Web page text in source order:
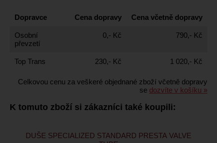
Dopravce Cena dopravy Cena včetně dopravy
Osobní
převzetí
0,- Kč 790,- Kč
Top Trans 230,- Kč 1 020,- Kč
Celkovou cenu za veškeré objednané zboží včetně dopravy
se dozvíte v košíku »
K tomuto zboží si zákazníci také koupili:
DUŠE SPECIALIZED STANDARD PRESTA VALVE